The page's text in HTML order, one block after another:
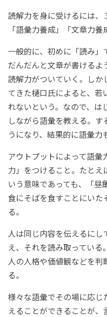
読解力を身に受けるには
「語彙力養成」「文章力
一般的に、初めに「読み」
だんだんと文章が書ける
読解力がついていく。しか
てきた樋口氏によると、若
れないという。なので、
しながら語彙を教える。
うになり、結果的に語彙力
アウトプットによって語
力」をつけること。たとえ
いう意味であっても、「
食にそばを食すことにいた
る。
人は同じ内容を伝えるに
え、それを読み取ってい
人の人格や価値観などを
る。
様々な語彙でその場に応
えることができることが